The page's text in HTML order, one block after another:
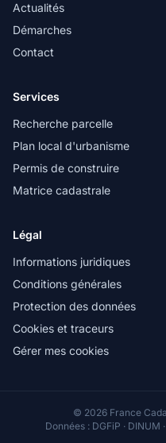
Actualités
Démarches
Contact
Services
Recherche parcelle
Plan local d'urbanisme
Permis de construire
Matrice cadastrale
Légal
Informations juridiques
Conditions générales
Protection des données
Cookies et traceurs
Gérer mes cookies
© 2026 France
Données : DGFiP · DINUM